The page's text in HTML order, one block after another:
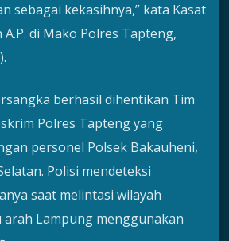
sebagai kekasihnya,” kata Kasat
di Mako Polres Tapteng,
berhasil dihentikan Tim
Polres Tapteng yang
personel Polsek Bakauheni,
Polisi mendeteksi
saat melintasi wilayah
arah Lampung menggunakan